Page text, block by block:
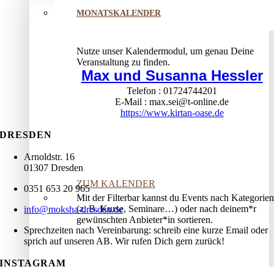
MONATSKALENDER
Nutze unser Kalendermodul, um genau Deine
Veranstaltung zu finden.
ZUM KALENDER
Mit der Filterbar kannst du Events nach Kategorien
(z. B. Kurse, Seminare…) oder nach deinem*r
gewünschten Anbieter*in sortieren.
Max und Susanna Hessler
Telefon
01724744201
E-Mail
max.sei@t-online.de
https://www.kirtan-oase.de
DRESDEN
Arnoldstr. 16
01307 Dresden
0351 653 20 965
info@moksha-dresden.de
Sprechzeiten nach Vereinbarung: schreib eine kurze Email oder
sprich auf unseren AB. Wir rufen Dich gern zurück!
INSTAGRAM